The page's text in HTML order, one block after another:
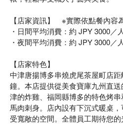
【店家資訊】 ※實際依點餐內容
・日間平均消費：約 JPY 3000／人
・夜間平均消費：約 JPY 3000／人
【店家特色】
中津唐揚博多串燒虎尾茶屋町店
鐘。本店提供從美食寶庫九州直
津的炸雞、福岡縣博多的特色烤
馬肉刺身。店內設有下沉式暖桌
受寬敞的空間。全體員工期待您的